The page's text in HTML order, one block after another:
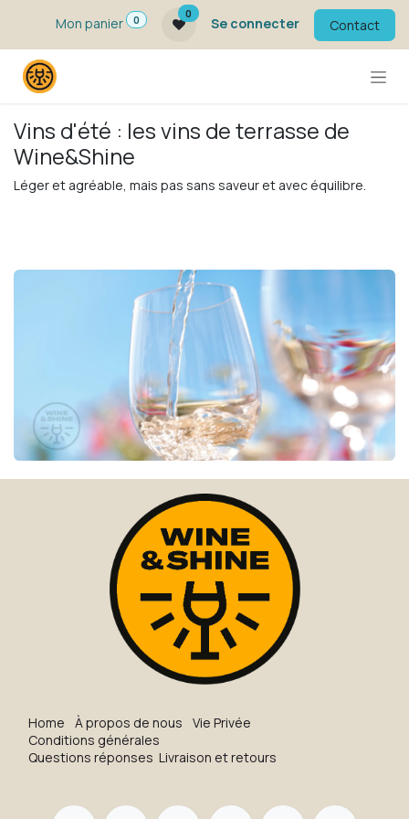
Se rendre au contenu
Mon panier
0
0
Se connecter Contact
Vins d'été : les vins de terrasse de
Wine&Shine
Léger et agréable, mais pas sans saveur et avec équilibre.
H​o​me À propos de nous
Vie Privée
Conditions générales
Questions réponses Livraison et retours